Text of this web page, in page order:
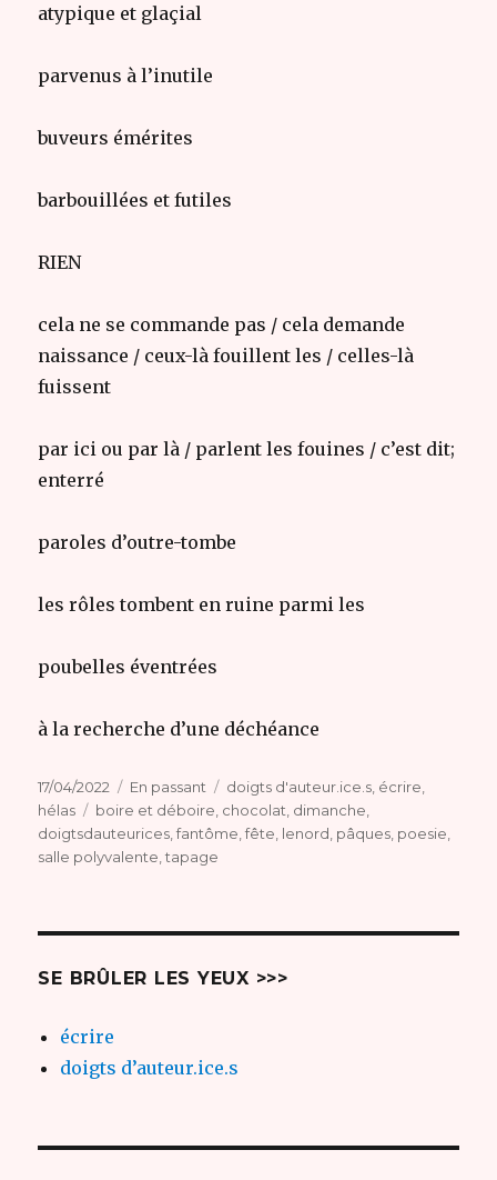
atypique et glaçial
parvenus à l’inutile
buveurs émérites
barbouillées et futiles
RIEN
cela ne se commande pas / cela demande
naissance / ceux-là fouillent les / celles-là
fuissent
par ici ou par là / parlent les fouines / c’est dit;
enterré
paroles d’outre-tombe
les rôles tombent en ruine parmi les
poubelles éventrées
à la recherche d’une déchéance
Publié
le
17/04/2022 Format
En passant Catégories
doigts d'auteur.ice.s écrire
hélas
Étiquettes
boire et déboire chocolat dimanche
doigtsdauteurices ,fantôme ,fête lenord pâques poesie
salle polyvalente ,tapage
SE BRÛLER LES YEUX >>>
écrire
doigts d’auteur.ice.s